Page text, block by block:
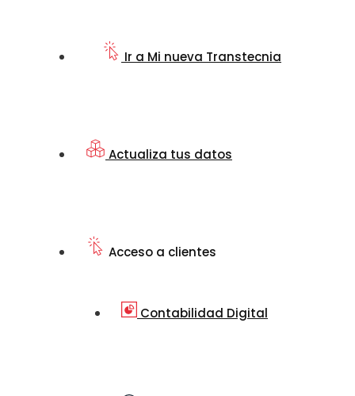
Ir a Mi nueva Transtecnia
Actualiza tus datos
Acceso a clientes
Contabilidad Digital